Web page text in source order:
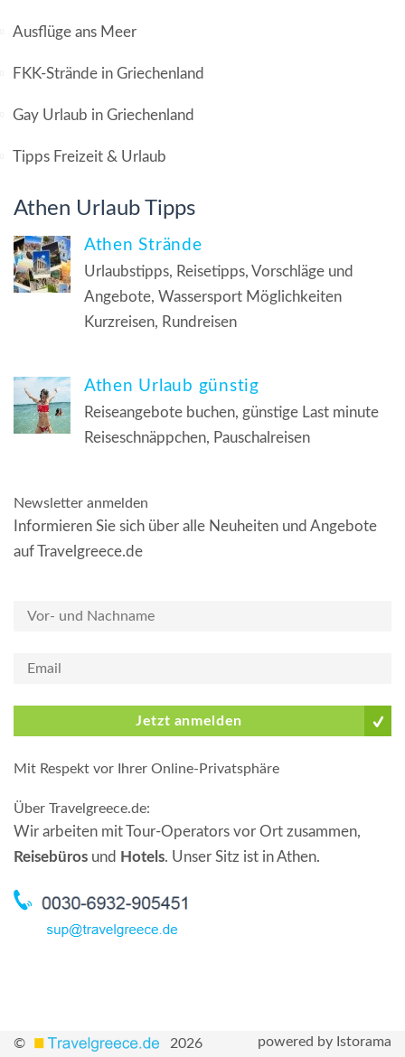
Ausflüge ans Meer
FKK-Strände in Griechenland
Gay Urlaub in Griechenland
Tipps Freizeit & Urlaub
Athen Urlaub Tipps
Athen Strände
Urlaubstipps, Reisetipps, Vorschläge und
Angebote, Wassersport Möglichkeiten
Kurzreisen, Rundreisen
Athen Urlaub günstig
Reiseangebote buchen, günstige Last minute
Reiseschnäppchen, Pauschalreisen
Newsletter anmelden
Informieren Sie sich über alle Neuheiten und Angebote
auf Travelgreece.de
Jetzt anmelden
Mit Respekt vor Ihrer Online-Privatsphäre
Über Travelgreece.de:
Wir arbeiten mit Tour-Operators vor Ort zusammen,
Reisebüros und Hotels. Unser Sitz ist in Athen.
© 2026 powered by Istorama